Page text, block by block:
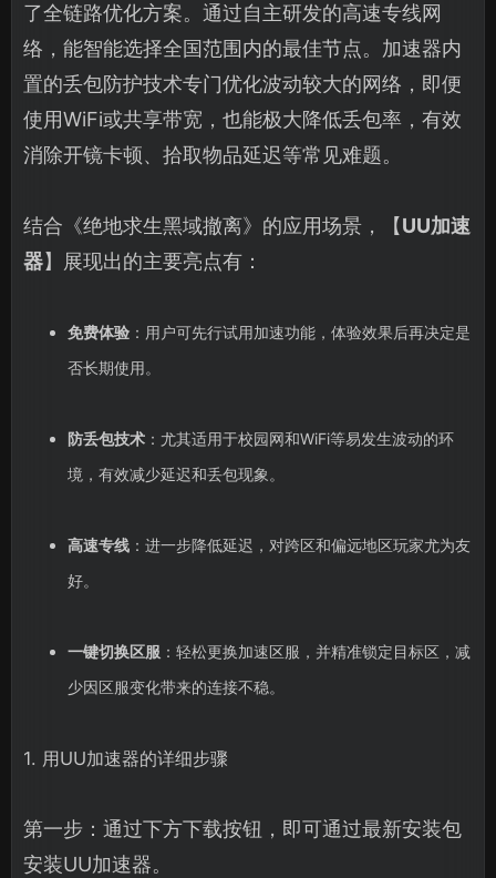
了全链路优化方案。通过自主研发的高速专线网
络，能智能选择全国范围内的最佳节点。加速器内
置的丢包防护技术专门优化波动较大的网络，即便
使用WiFi或共享带宽，也能极大降低丢包率，有效
消除开镜卡顿、拾取物品延迟等常见难题。
结合《绝地求生黑域撤离》的应用场景，【UU加速
器】展现出的主要亮点有：
免费体验：用户可先行试用加速功能，体验效果后再决定是
否长期使用。
防丢包技术：尤其适用于校园网和WiFi等易发生波动的环
境，有效减少延迟和丢包现象。
高速专线：进一步降低延迟，对跨区和偏远地区玩家尤为友
好。
一键切换区服：轻松更换加速区服，并精准锁定目标区，减
少因区服变化带来的连接不稳。
1. 用UU加速器的详细步骤
第一步：通过下方下载按钮，即可通过最新安装包
安装UU加速器。